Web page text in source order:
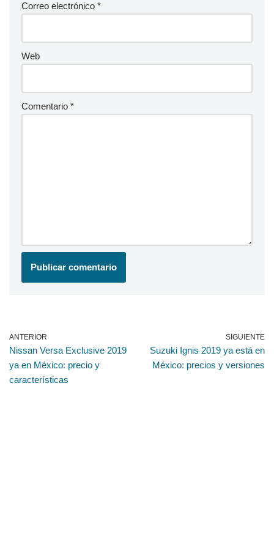
Correo electrónico *
Web
Comentario *
ANTERIOR
Nissan Versa Exclusive 2019
ya en México: precio y
características
SIGUIENTE
Suzuki Ignis 2019 ya está en
México: precios y versiones